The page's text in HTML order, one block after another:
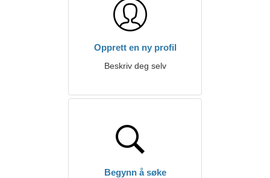
Opprett en ny profil
Beskriv deg selv
Begynn å søke